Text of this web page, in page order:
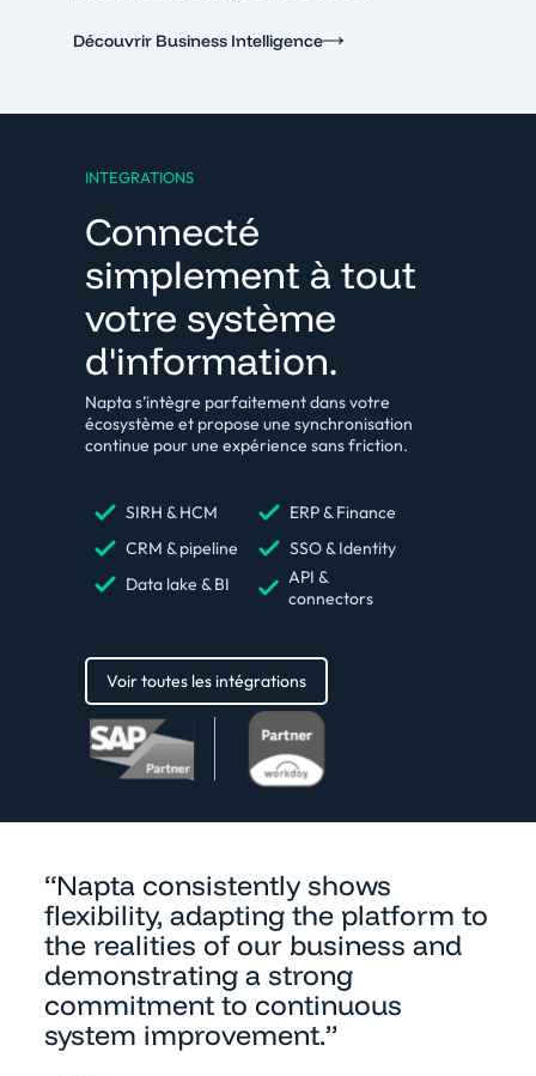
Découvrir Business Intelligence
INTEGRATIONS
Connecté
simplement à tout
votre système
d'information.
Napta s’intègre parfaitement dans votre
écosystème et propose une synchronisation
continue pour une expérience sans friction.
SIRH & HCM
CRM & pipeline
Data lake & BI
ERP & Finance
SSO & Identity
API &
connectors
Voir toutes les intégrations
“Napta consistently shows
flexibility, adapting the platform to
the realities of our business and
demonstrating a strong
commitment to continuous
system improvement.”